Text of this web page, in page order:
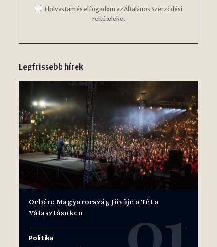
Elolvastam és elfogadom az Általános Szerződési
Feltételeket
Legfrissebb hírek
Orbán: Magyarország Jövője a Tét a
Választásokon
Politika